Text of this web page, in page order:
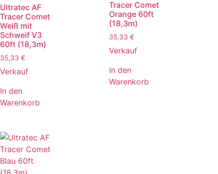
Ultratec AF
Tracer Comet
Weiß mit
Schweif V3
60ft (18,3m)
35,33 €
Verkauf
In den
Warenkorb
Tracer Comet
Orange 60ft
(18,3m)
35,33 €
Verkauf
In den
Warenkorb